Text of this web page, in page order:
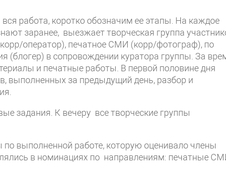
работа, коротко обозначим ее этапы. На каждое
заранее, выезжает творческая группа
оператор), печатное СМИ (корр/фотограф), по
(блогер) в сопровождении куратора группы. За
и печатные работы. В первой половине дня
выполненных за предыдущий день, разбор и
задания. К вечеру все творческие группы
выполненной работе, которую оценивало члены
в номинациях по направлениям: печатные